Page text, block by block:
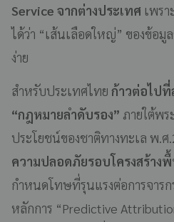
Service จากต่างประเทศ เพรา
ได้ว่า “เส้นเลือดใหญ่” ของข้อมู
ง่าย
สำหรับประเทศไทย ก้าวต่อไป
“กฎหมายลำดับรอง” ภายใต้พ
ประโยชน์ของชาติทางทะเล พ.
ความปลอดภัยรอบโครงสร้าง
กำหนดโทษที่รุนแรงต่อการจารก
หลักการ “Predictive